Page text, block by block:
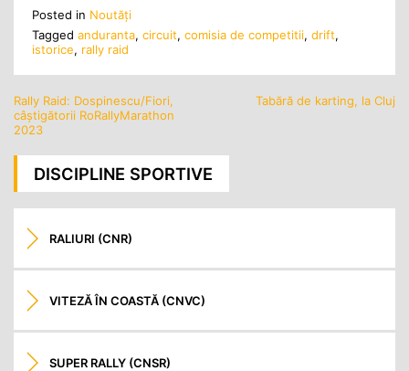
Posted in Noutăţi
Tagged anduranta, circuit, comisia de competitii, drift,
istorice, rally raid
Navigare
în
articole
Rally Raid: Dospinescu/Fiori,
câștigătorii RoRallyMarathon
2023
Tabără de karting, la Cluj
DISCIPLINE SPORTIVE
RALIURI (CNR)
VITEZĂ ÎN COASTĂ (CNVC)
SUPER RALLY (CNSR)